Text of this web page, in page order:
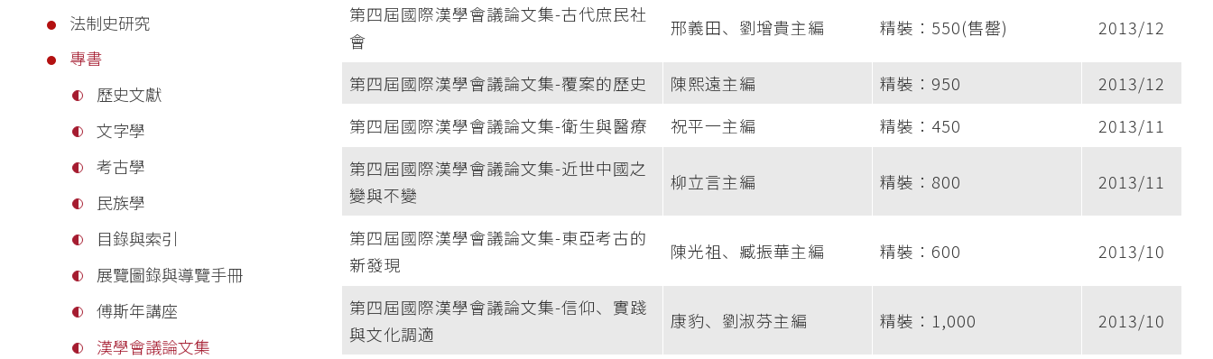
法制史研究
專書
歷史文獻
文字學
考古學
民族學
目錄與索引
展覽圖錄與導覽手冊
傅斯年講座
漢學會議論文集
第四屆國際漢學會議論文集-古代庶民社
會
邢義田、劉增貴主編 精裝：550(售罄) 2013/12
第四屆國際漢學會議論文集-覆案的歷史 陳熙遠主編 精裝：950
2013/12
第四屆國際漢學會議論文集-衛生與醫療
祝平一主編 精裝：450
2013/11
第四屆國際漢學會議論文集-近世中國之
變與不變
柳立言主編 精裝：800 2013/11
第四屆國際漢學會議論文集-東亞考古的
新發現
陳光祖、臧振華主編 精裝：600 2013/10
第四屆國際漢學會議論文集-信仰、實踐
與文化調適
康豹、劉淑芬主編 精裝：1,000 2013/10